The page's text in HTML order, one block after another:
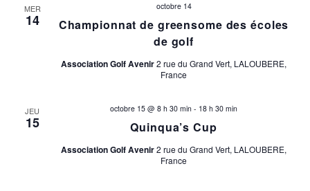
MER
14
Championnat de greensome des écoles
de golf
octobre 14
Association Golf Avenir2 rue du Grand Vert, LALOUBERE,
France
JEU
15 Quinqua’s Cup
octobre 15 @ 8 h 30 min - 18 h 30 min
Association Golf Avenir2 rue du Grand Vert, LALOUBERE,
France